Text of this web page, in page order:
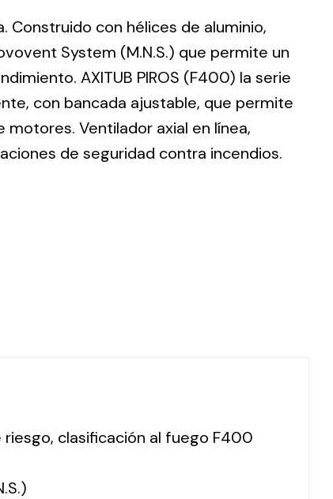
Construido con hélices de aluminio,
System (M.N.S.) que permite un
AXITUB PIROS (F400) la serie
con bancada ajustable, que permite
Ventilador axial en línea,
de seguridad contra incendios.
riesgo, clasificación al fuego F400